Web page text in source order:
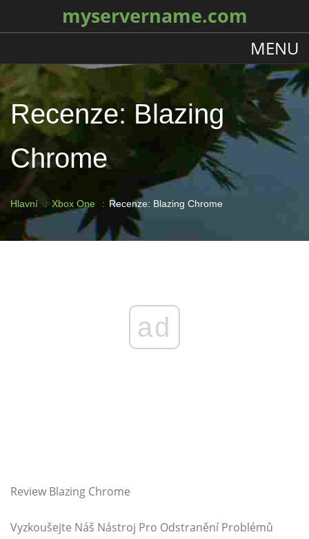
myservername.com
MENU
Recenze: Blazing
Chrome
Hlavní Xbox One Recenze: Blazing Chrome
ad
Review Blazing Chrome
Vyzkoušejte Náš Nástroj Pro Odstranění Problémů